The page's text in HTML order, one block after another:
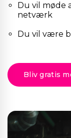
Du vil møde
netværk
Du vil være
Bliv gratis